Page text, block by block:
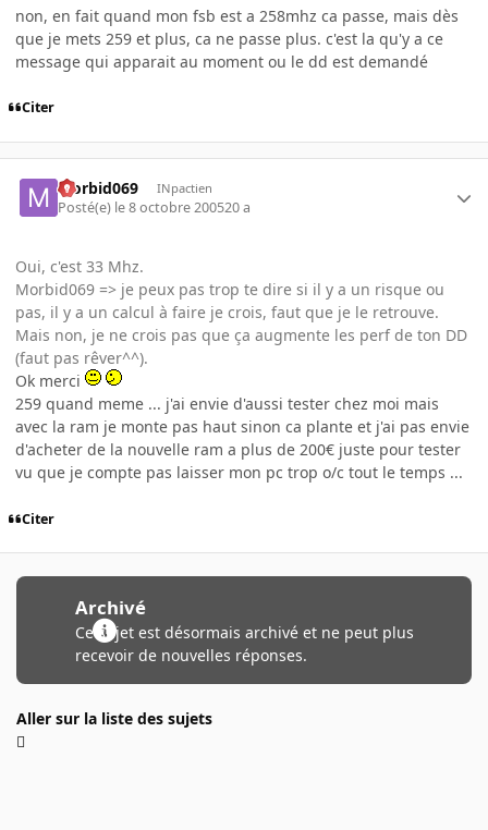
non, en fait quand mon fsb est a 258mhz ca passe, mais dès
que je mets 259 et plus, ca ne passe plus. c'est la qu'y a ce
message qui apparait au moment ou le dd est demandé
Citer
Morbid069 INpactien
Posté(e) le 8 octobre 200520 a
Oui, c'est 33 Mhz.
Morbid069 => je peux pas trop te dire si il y a un risque ou
pas, il y a un calcul à faire je crois, faut que je le retrouve.
Mais non, je ne crois pas que ça augmente les perf de ton DD
(faut pas rêver^^).
Ok merci
259 quand meme ... j'ai envie d'aussi tester chez moi mais
avec la ram je monte pas haut sinon ca plante et j'ai pas envie
d'acheter de la nouvelle ram a plus de 200€ juste pour tester
vu que je compte pas laisser mon pc trop o/c tout le temps ...
Citer
Archivé
Ce sujet est désormais archivé et ne peut plus
recevoir de nouvelles réponses.
Aller sur la liste des sujets